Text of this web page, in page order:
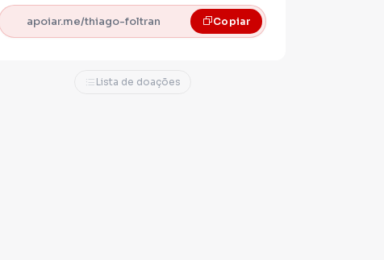
apoiar.me/thiago-foltran Copiar
Lista de doações